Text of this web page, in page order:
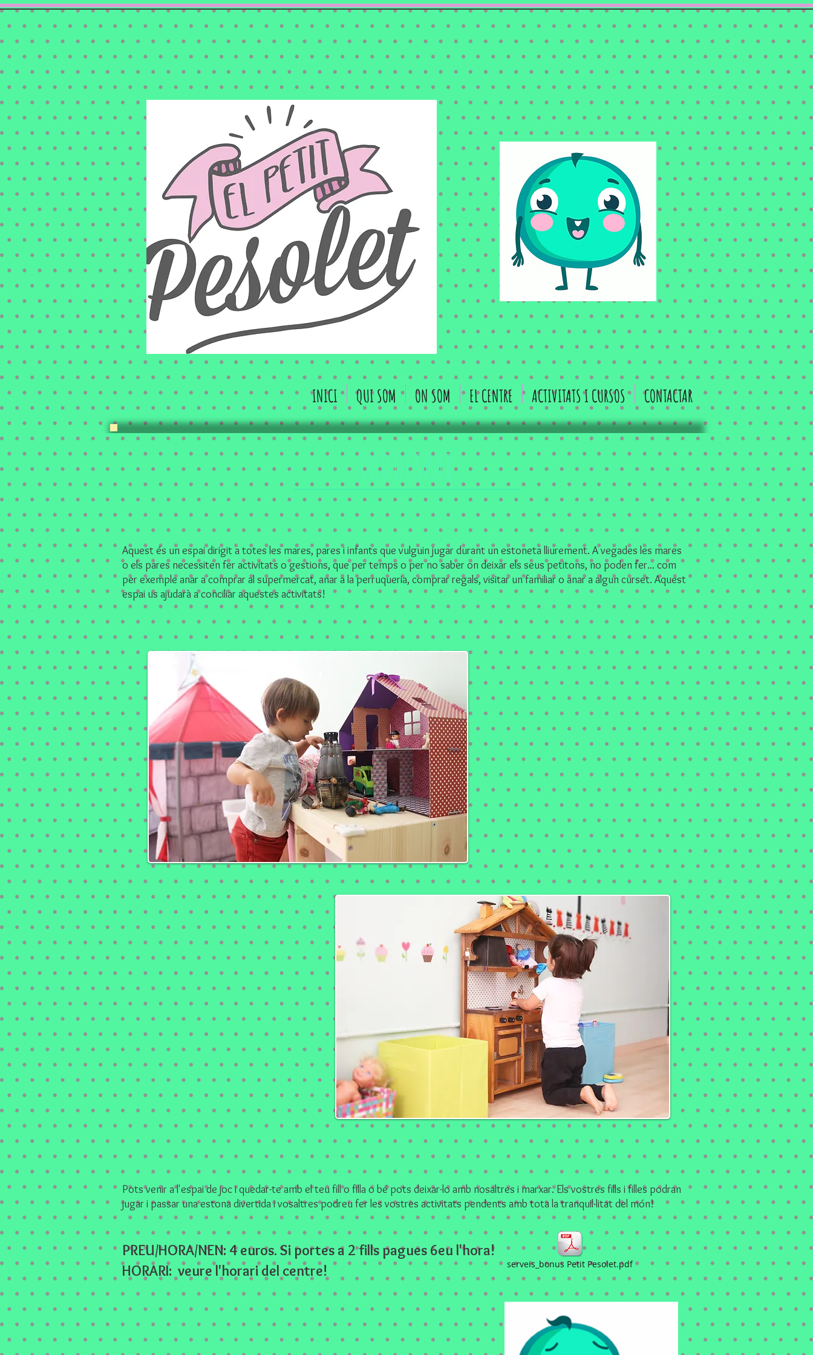
INICI QUI SOM ON SOM EL CENTRE ACTIVITATS I CURSOS CONTACTAR
LUDOESPAI
Aquest és un espai dirigit a totes les mares, pares i infants que vulguin jugar durant un estoneta lliurement. A vegades les mares
o els pares necessiten fer activitats o gestions, que per temps o per no saber on deixar els seus petitons, no poden fer... com
per exemple anar a comprar al supermercat, anar a la perruqueria, comprar regals, visitar un familiar o anar a algun curset. Aquest
espai us ajudarà a conciliar aquestes activitats!
Pots venir a l'espai de joc i quedar-te amb el teu fill o filla o bé pots deixar-lo amb nosaltres i marxar. Els vostres fills i filles podran
jugar i passar una estona divertida i vosaltres podreu fer les vostres activitats pendents amb tota la tranquil·litat del món!
PREU/HORA/NEN: 4 euros. Si portes a 2 fills pagues 6eu l'hora!
HORARI: veure l'horari del centre!
serveis_bonus Petit Pesolet.pdf